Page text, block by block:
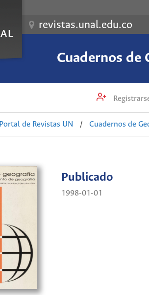
revistas.unal.edu.co
Cuadernos de
Portal de Revistas UN / Cuadernos de
Publicado
1998-01-01